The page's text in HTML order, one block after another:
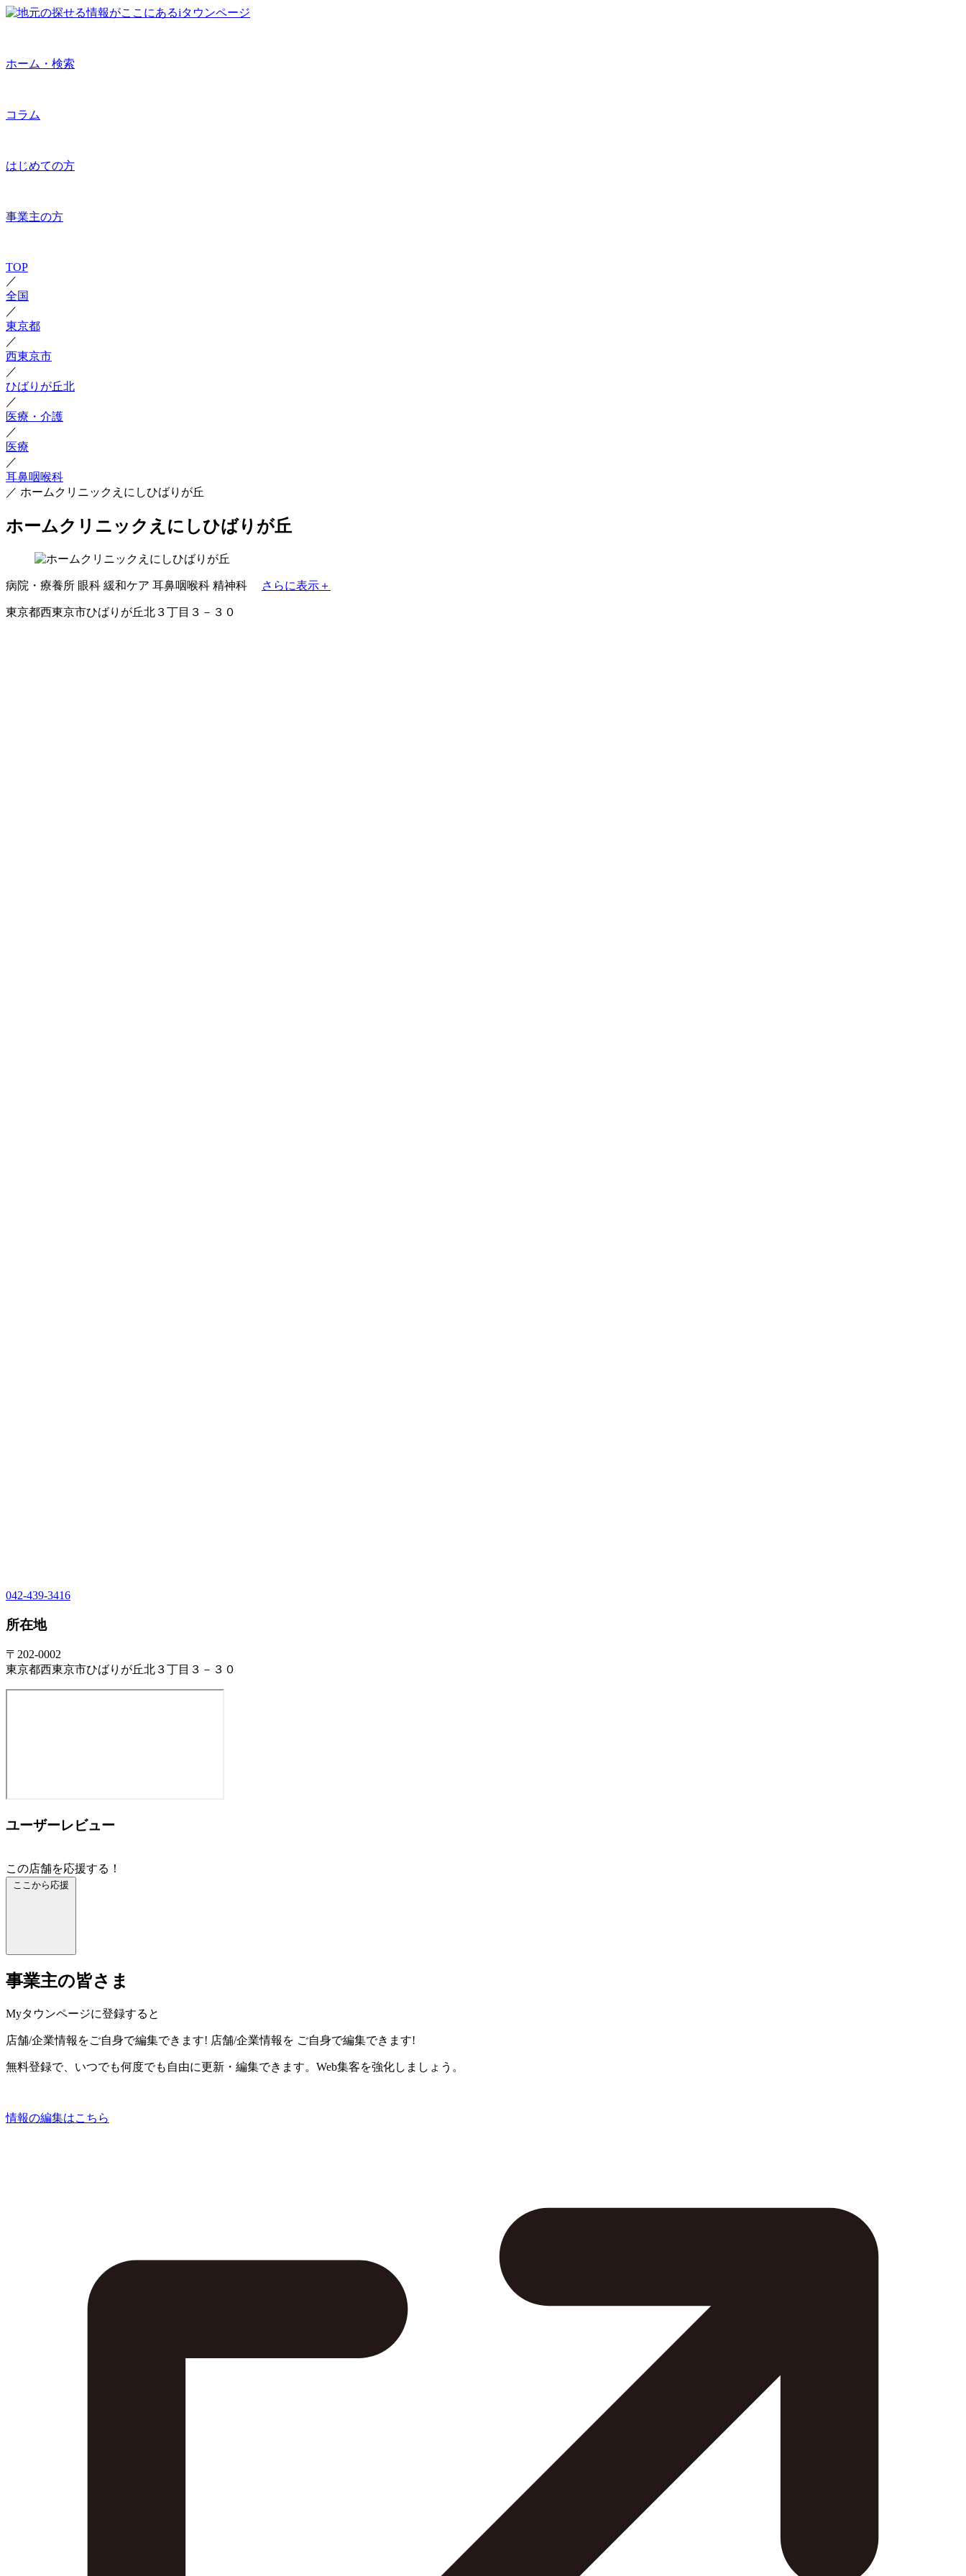
ホーム・検索
コラム
はじめての方
事業主の方
TOP
／
全国
／
東京都
／
西東京市
／
ひばりが丘北
／
医療・介護
／
医療
／
耳鼻咽喉科
／ ホームクリニックえにしひばりが丘
ホームクリニックえにしひばりが丘
病院・療養所 眼科 緩和ケア 耳鼻咽喉科 精神科 さらに表示＋
東京都西東京市ひばりが丘北３丁目３－３０
042-439-3416
所在地
〒202-0002
東京都西東京市ひばりが丘北３丁目３－３０
ユーザーレビュー
この店舗を応援する！
ここから応援
事業主の皆さま
Myタウンページに登録すると
店舗/企業情報をご自身で編集できます! 店舗/企業情報を ご自身で編集できます!
無料登録で、いつでも何度でも自由に更新・編集できます。Web集客を強化しましょう。
情報の編集はこちら